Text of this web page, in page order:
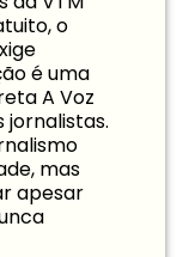
o
é uma
A Voz
jornalistas.
mas
apesar